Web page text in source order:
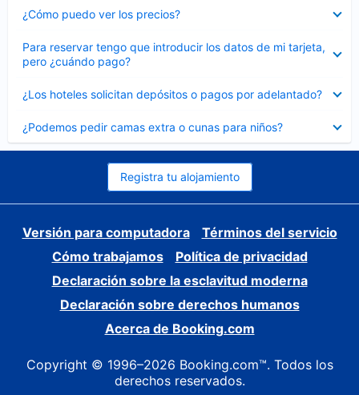
¿Cómo puedo ver los precios?
cerrado
Para reservar tengo que introducir los datos de mi tarjeta,
pero ¿cuándo pago?
cerrado
¿Los hoteles solicitan depósitos o pagos por adelantado?
cerrado
¿Podemos pedir camas extra o cunas para niños?
cerrado
Registra tu alojamiento
Versión para computadora
Términos del servicio
Cómo trabajamos
Política de privacidad
Declaración sobre la esclavitud moderna
Declaración sobre derechos humanos
Acerca de Booking.com
Copyright © 1996–2026 Booking.com™. Todos los
derechos reservados.